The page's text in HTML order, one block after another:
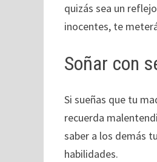
quizás sea un
inocentes, te
Soñar con
Si sueñas que tu
recuerda
saber a los demás
habilidades.